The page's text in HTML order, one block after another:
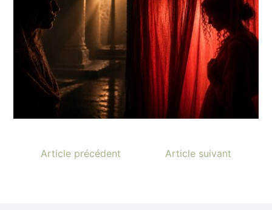
Article précédent Article suivant